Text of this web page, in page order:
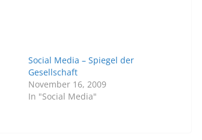
Social Media – Spiegel der
Gesellschaft
November 16, 2009
In "Social Media"